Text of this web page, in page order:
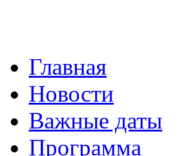
Главная
Новости
Важные даты
Программа